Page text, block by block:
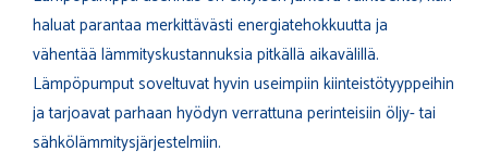
haluat parantaa merkittävästi energiatehokkuutta ja
vähentää lämmityskustannuksia pitkällä aikavälillä.
Lämpöpumput soveltuvat hyvin useimpiin kiinteistötyyppeihin
ja tarjoavat parhaan hyödyn verrattuna perinteisiin öljy- tai
sähkölämmitysjärjestelmiin.